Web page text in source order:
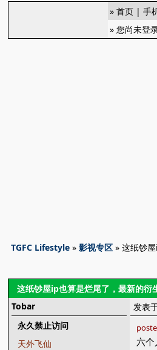
»首页 |手
» 您尚未登
TGFC Lifestyle »影视专区 » 这纸钞
这纸钞屋ip也算是烂尾了，最新的衍
Tobar
永久禁止访问
天外飞仙
发表
六